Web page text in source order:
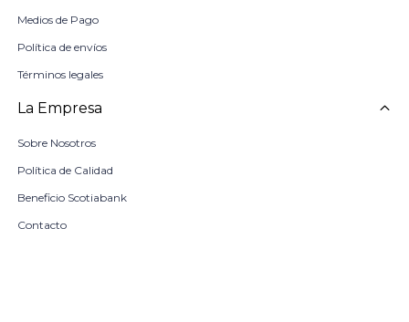
Medios de Pago
Política de envíos
Términos legales
La Empresa
Sobre Nosotros
Política de Calidad
Beneficio Scotiabank
Contacto